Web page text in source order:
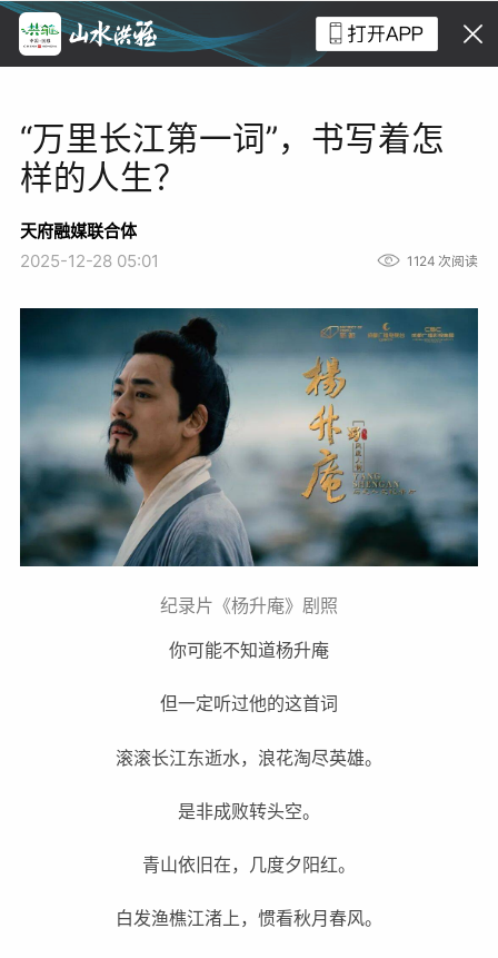
“万里长江第一词”，书写着怎
样的人生？
天府融媒联合体
2025-12-28 05:01
1124 次阅读
纪录片《杨升庵》剧照
你可能不知道杨升庵
但一定听过他的这首词
滚滚长江东逝水，浪花淘尽英雄。
是非成败转头空。
青山依旧在，几度夕阳红。
白发渔樵江渚上，惯看秋月春风。